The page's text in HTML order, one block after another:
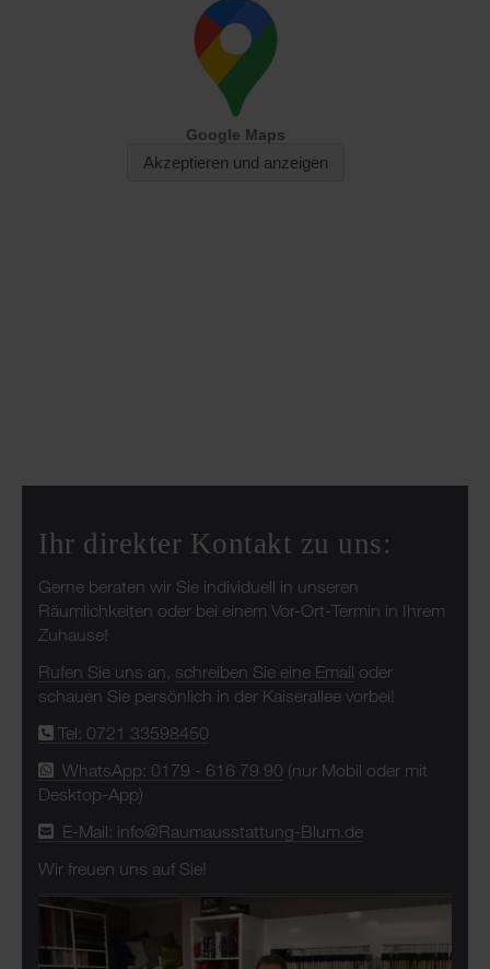
Ihr direkter Kontakt zu uns:
Gerne beraten wir Sie individuell in unseren
Räumlichkeiten oder bei einem Vor-Ort-Termin in Ihrem
Zuhause!
Rufen Sie uns an, schreiben Sie eine Email oder
schauen Sie persönlich in der Kaiserallee vorbei!
Tel: 0721 33598450
WhatsApp: 0179 - 616 79 90 (nur Mobil oder mit
Desktop-App)
E-Mail: info@Raumausstattung-Blum.de
Wir freuen uns auf Sie!